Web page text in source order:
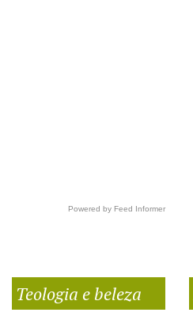
Powered by Feed Informer
Teologia e beleza